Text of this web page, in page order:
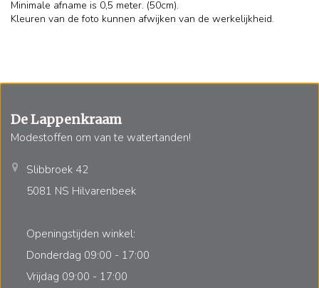
Minimale afname is 0,5 meter. (50cm).
Kleuren van de foto kunnen afwijken van de werkelijkheid.
De Lappenkraam
Modestoffen om van te watertanden!
Slibbroek 42
5081 NS Hilvarenbeek
Openingstijden winkel:
Donderdag 09:00 - 17:00
Vrijdag 09:00 - 17:00